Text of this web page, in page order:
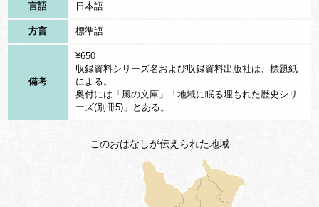
言語 日本語
方言 標準語
備考
¥650
収録資料シリーズ名および収録資料出版社は、標題紙
による。
奥付には「風の文庫」「地域に眠る埋もれた歴史シリ
ーズ(別冊5)」とある。
このおはなしが伝えられた地域